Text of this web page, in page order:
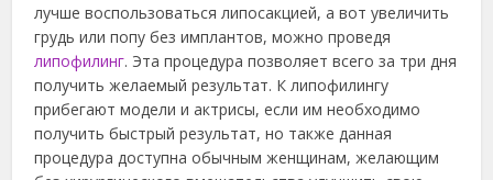
лучше воспользоваться липосакцией, а вот увеличить
грудь или попу без имплантов, можно проведя
липофилинг. Эта процедура позволяет всего за три дня
получить желаемый результат. К липофилингу
прибегают модели и актрисы, если им необходимо
получить быстрый результат, но также данная
процедура доступна обычным женщинам, желающим